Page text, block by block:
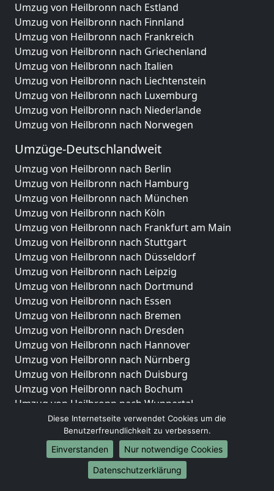
Umzug von Heilbronn nach Estland
Umzug von Heilbronn nach Finnland
Umzug von Heilbronn nach Frankreich
Umzug von Heilbronn nach Griechenland
Umzug von Heilbronn nach Italien
Umzug von Heilbronn nach Liechtenstein
Umzug von Heilbronn nach Luxemburg
Umzug von Heilbronn nach Niederlande
Umzug von Heilbronn nach Norwegen
Umzüge-Deutschlandweit
Umzug von Heilbronn nach Berlin
Umzug von Heilbronn nach Hamburg
Umzug von Heilbronn nach München
Umzug von Heilbronn nach Köln
Umzug von Heilbronn nach Frankfurt am Main
Umzug von Heilbronn nach Stuttgart
Umzug von Heilbronn nach Düsseldorf
Umzug von Heilbronn nach Leipzig
Umzug von Heilbronn nach Dortmund
Umzug von Heilbronn nach Essen
Umzug von Heilbronn nach Bremen
Umzug von Heilbronn nach Dresden
Umzug von Heilbronn nach Hannover
Umzug von Heilbronn nach Nürnberg
Umzug von Heilbronn nach Duisburg
Umzug von Heilbronn nach Bochum
Umzug von Heilbronn nach Wuppertal
Umzug von Heilbronn nach Bielefeld
Umzug von Heilbronn nach Bonn
Umzug von Heilbronn nach Münster
Internationale-Umzüge
Diese Internetseite verwendet Cookies um die
Benutzerfreundlichkeit zu verbessern.
Einverstanden
Nur notwendige Cookies
Datenschutzerklärung